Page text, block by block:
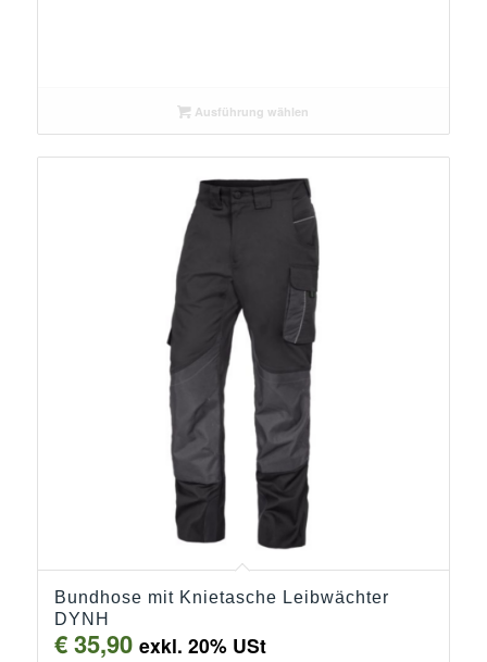
Ausführung wählen
Bundhose mit Knietasche Leibwächter
DYNH
€35,90 exkl. 20% USt